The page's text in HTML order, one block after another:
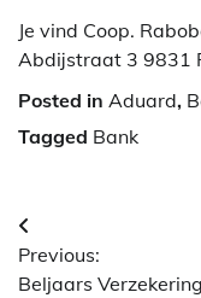
Je vind Coop.
Abdijstraat 3 9831
Posted in Aduard,
Tagged Bank
Previous:
Beljaars